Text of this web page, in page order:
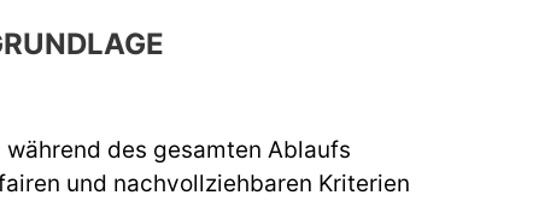
des gesamten Ablaufs
und nachvollziehbaren Kriterien